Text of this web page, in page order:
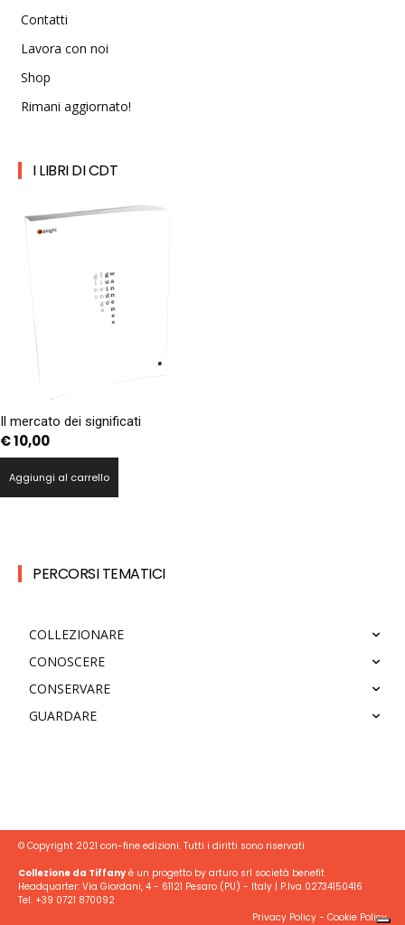
Contatti
Lavora con noi
Shop
Rimani aggiornato!
I LIBRI DI CDT
Il mercato dei significati
€10,00
Aggiungi al carrello
PERCORSI TEMATICI
COLLEZIONARE
CONOSCERE
CONSERVARE
GUARDARE
© Copyright 2021 con-fine edizioni. Tutti i diritti sono riservati
Collezione da Tiffanyè un progetto by arturo srl società benefit
Headquarter: Via Giordani, 4 - 61121 Pesaro (PU) - Italy | P.Iva 02734150416
Tel. +39 0721 870092
Privacy Policy - Cookie Policy